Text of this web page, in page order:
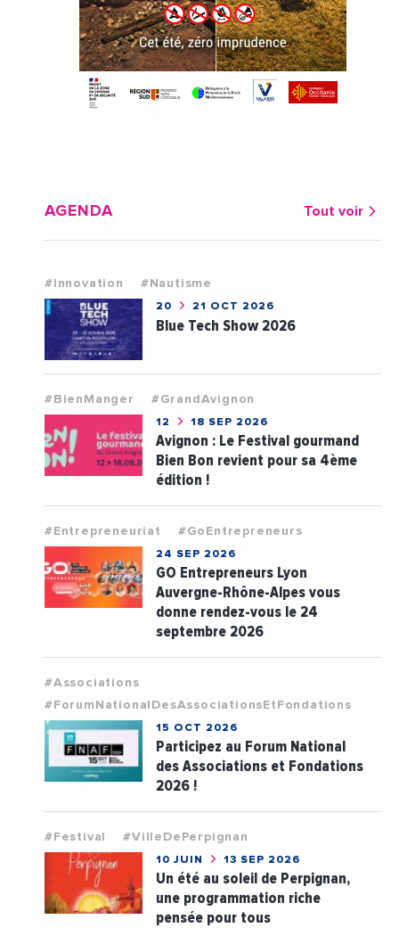
AGENDA Tout voir
#Innovation #Nautisme
20 21 OCT 2026
Blue Tech Show 2026
#BienManger #GrandAvignon
12 18 SEP 2026
Avignon : Le Festival gourmand
Bien Bon revient pour sa 4ème
édition !
#Entrepreneuriat #GoEntrepreneurs
24 SEP 2026
GO Entrepreneurs Lyon
Auvergne-Rhône-Alpes vous
donne rendez-vous le 24
septembre 2026
#Associations
#ForumNationalDesAssociationsEtFondations
15 OCT 2026
Participez au Forum National
des Associations et Fondations
2026 !
#Festival #VilleDePerpignan
10 JUIN 13 SEP 2026
Un été au soleil de Perpignan,
une programmation riche
pensée pour tous